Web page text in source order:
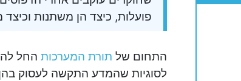
פועלות, כיצד הן משתנות וכיצד
התחום של תורת המערכות החל
לסוגיות שהמדע התקשה לעסוק